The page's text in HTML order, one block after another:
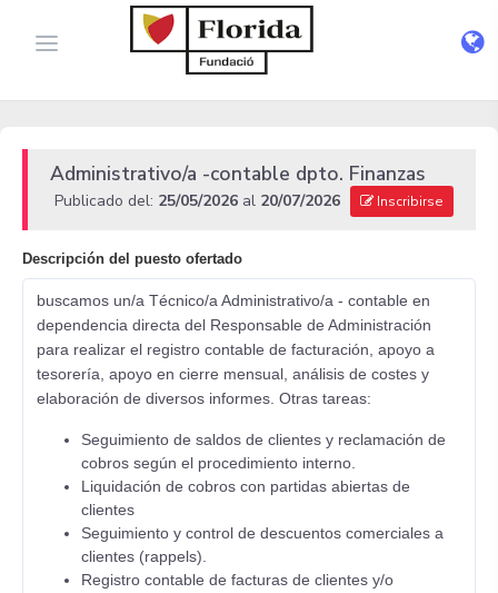
Administrativo/a -contable dpto. Finanzas
Publicado del: 25/05/2026 al 20/07/2026 Inscribirse
Descripción del puesto ofertado
buscamos un/a Técnico/a Administrativo/a - contable en
dependencia directa del Responsable de Administración
para realizar el registro contable de facturación, apoyo a
tesorería, apoyo en cierre mensual, análisis de costes y
elaboración de diversos informes. Otras tareas:
Seguimiento de saldos de clientes y reclamación de
cobros según el procedimiento interno.
Liquidación de cobros con partidas abiertas de
clientes
Seguimiento y control de descuentos comerciales a
clientes (rappels).
Registro contable de facturas de clientes y/o